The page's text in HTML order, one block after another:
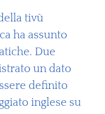
tivù
ha assunto
Due
un dato
definito
inglese su